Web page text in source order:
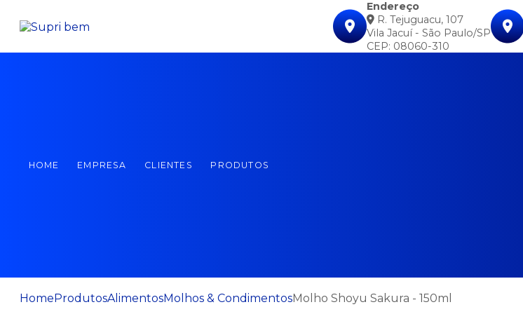
Endereço
R. Tejuguacu, 107
Vila Jacuí - São Paulo/SP
CEP: 08060-310
HOME EMPRESA CLIENTES PRODUTOS
HomeProdutosAlimentosMolhos & CondimentosMolho Shoyu Sakura - 150ml